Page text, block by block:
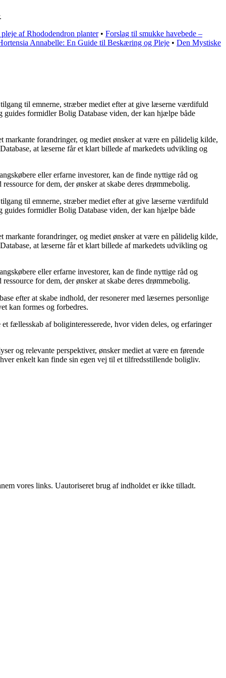
af Rhododendron planter• Forslag til smukke havebede –
Annabelle: En Guide til Beskæring og Pleje • Den Mystiske
til emnerne, stræber mediet efter at give læserne værdifuld
guides formidler Bolig Database viden, der kan hjælpe både
markante forandringer, og mediet ønsker at være en pålidelig kilde,
at læserne får et klart billede af markedets udvikling og
eller erfarne investorer, kan de finde nyttige råd og
for dem, der ønsker at skabe deres drømmebolig.
til emnerne, stræber mediet efter at give læserne værdifuld
guides formidler Bolig Database viden, der kan hjælpe både
markante forandringer, og mediet ønsker at være en pålidelig kilde,
at læserne får et klart billede af markedets udvikling og
eller erfarne investorer, kan de finde nyttige råd og
for dem, der ønsker at skabe deres drømmebolig.
efter at skabe indhold, der resonerer med læsernes personlige
kan formes og forbedres.
fællesskab af boliginteresserede, hvor viden deles, og erfaringer
og relevante perspektiver, ønsker mediet at være en førende
enkelt kan finde sin egen vej til et tilfredsstillende boligliv.
vores links. Uautoriseret brug af indholdet er ikke tilladt.